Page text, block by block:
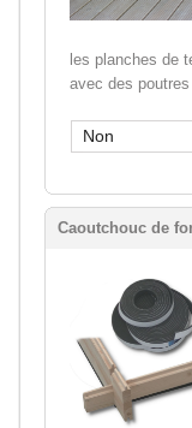
les planches de
avec des poutres
Non
Caoutchouc de